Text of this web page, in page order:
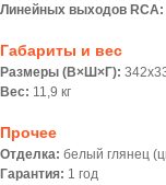
Линейных выходов RCA:
Габариты и вес
Размеры (В×Ш×Г):
Вес: 11,9 кг
Прочее
Отделка: белый глянец
Гарантия: 1 год